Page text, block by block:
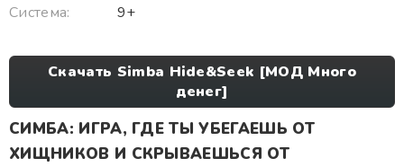
Система:
9+
Скачать Simba Hide&Seek [МОД Много
денег]
СИМБА: ИГРА, ГДЕ ТЫ УБЕГАЕШЬ ОТ
ХИЩНИКОВ И СКРЫВАЕШЬСЯ ОТ